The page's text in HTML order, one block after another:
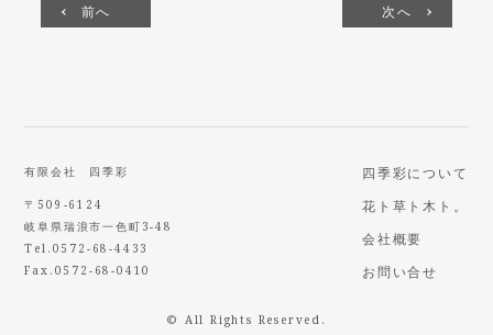
前へ 次へ
有限会社 四季彩
〒509-6124
岐阜県瑞浪市一色町3-48
Tel.0572-68-4433
Fax.0572-68-0410
四季彩について
花ト草ト木ト。
会社概要
お問い合せ
© All Rights Reserved.